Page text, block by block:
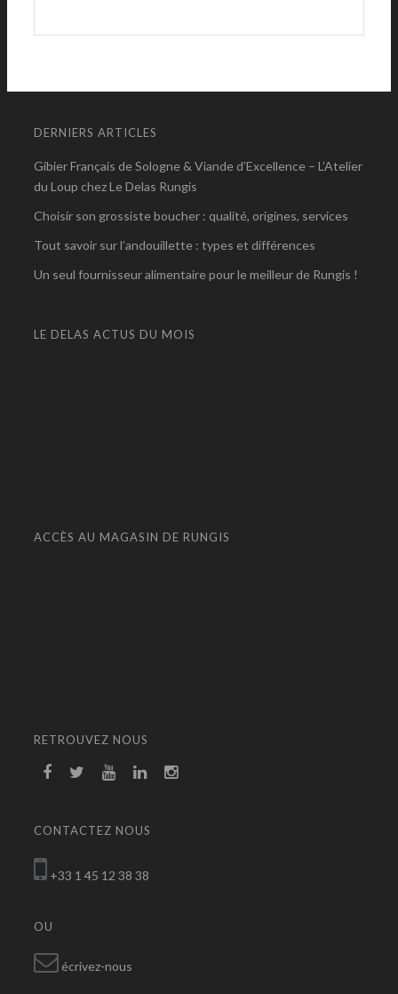
DERNIERS ARTICLES
Gibier Français de Sologne & Viande d’Excellence – L’Atelier
du Loup chez Le Delas Rungis
Choisir son grossiste boucher : qualité, origines, services
Tout savoir sur l’andouillette : types et différences
Un seul fournisseur alimentaire pour le meilleur de Rungis !
LE DELAS ACTUS DU MOIS
ACCÈS AU MAGASIN DE RUNGIS
RETROUVEZ NOUS
CONTACTEZ NOUS
+33 1 45 12 38 38
OU
écrivez-nous